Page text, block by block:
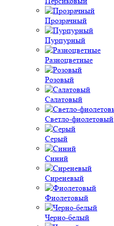
Прозрачный
Пурпурный
Разноцветные
Розовый
Салатовый
Светло-фиолетовый
Серый
Синий
Сиреневый
Фиолетовый
Черно-белый